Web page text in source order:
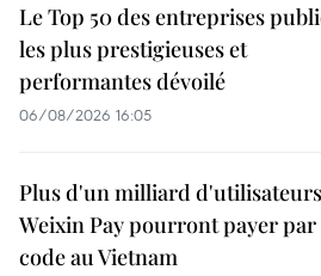
Le Top 50 des entreprises
les plus prestigieuses et
performantes dévoilé
06/08/2026 16:05
Plus d'un milliard
Weixin Pay pourront payer par
code au Vietnam